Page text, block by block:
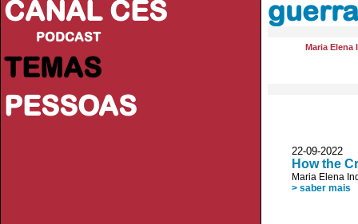
CANAL CES
PODCAST
TEMAS
PESSOAS
Maria Elena
22-09-
How the
Maria Elena
> saber mais